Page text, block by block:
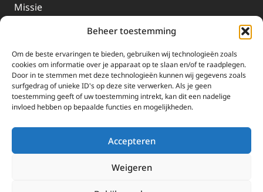
Beheer toestemming
Om de beste ervaringen te bieden, gebruiken wij technologieën zoals
cookies om informatie over je apparaat op te slaan en/of te raadplegen.
Door in te stemmen met deze technologieën kunnen wij gegevens zoals
surfgedrag of unieke ID's op deze site verwerken. Als je geen
toestemming geeft of uw toestemming intrekt, kan dit een nadelige
invloed hebben op bepaalde functies en mogelijkheden.
Accepteren
Weigeren
Missie
EWTN-Team
Organisatiegegevens
Doneren
EWTN wordt uitsluitend gefinancierd door uw donaties.
Wij ontvangen bewust geen advertentie-inkomsten of